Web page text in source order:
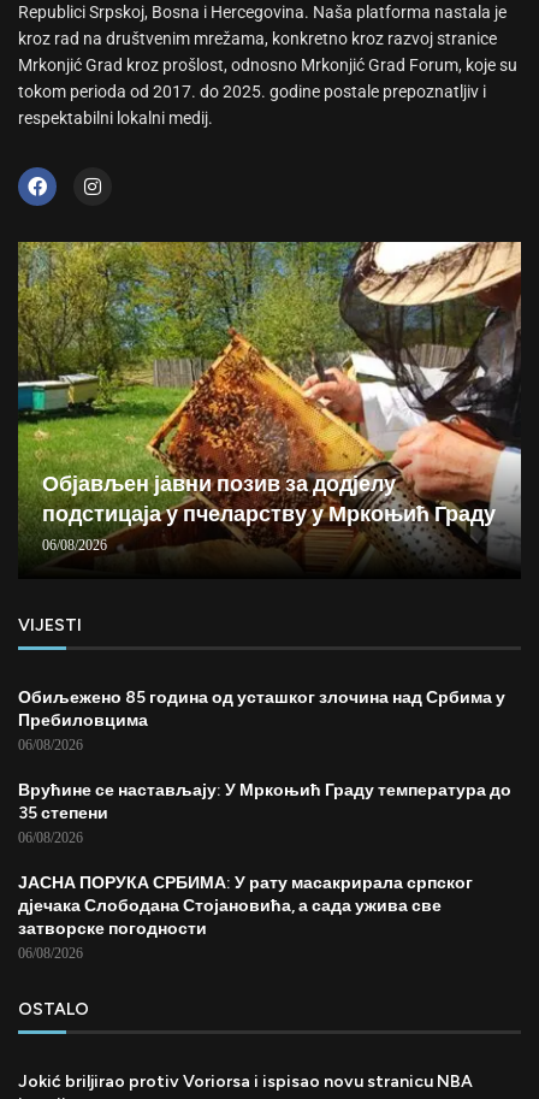
Republici Srpskoj, Bosna i Hercegovina. Naša platforma nastala je
kroz rad na društvenim mrežama, konkretno kroz razvoj stranice
Mrkonjić Grad kroz prošlost, odnosno Mrkonjić Grad Forum, koje su
tokom perioda od 2017. do 2025. godine postale prepoznatljiv i
respektabilni lokalni medij.
Објављен јавни позив за додјелу
подстицаја у пчеларству у Мркоњић Граду
06/08/2026
VIJESTI
Обиљежено 85 година од усташког злочина над Србима у
Пребиловцима
06/08/2026
Врућине се настављају: У Мркоњић Граду температура до
35 степени
06/08/2026
ЈАСНА ПОРУКА СРБИМА: У рату масакрирала српског
дјечака Слободана Стојановића, а сада ужива све
затворске погодности
06/08/2026
OSTALO
Jokić briljirao protiv Voriorsa i ispisao novu stranicu NBA